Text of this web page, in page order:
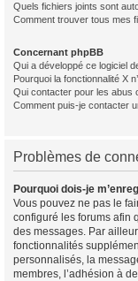
Quels fichiers joints sont
Comment trouver tous mes
Concernant phpBB
Qui a développé ce logiciel
Pourquoi la fonctionnalité X
Qui contacter pour les abus
Comment puis-je contacter
Problèmes de
Pourquoi dois-je
Vous pouvez ne pas le
configuré les forums afin
des messages. Par
fonctionnalités
personnalisés, la
membres, l’adhésion à